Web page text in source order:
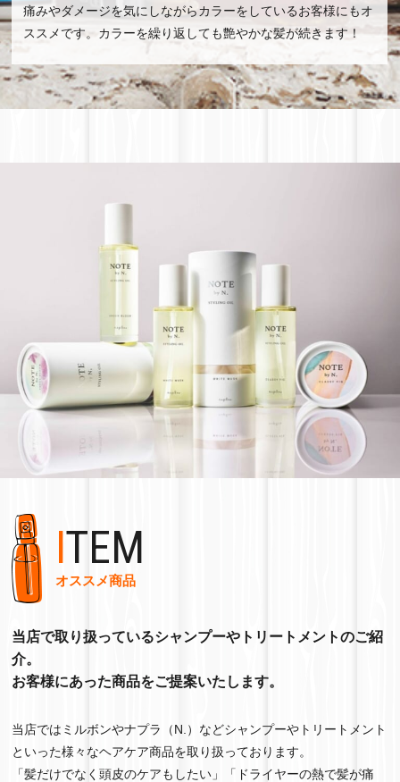
痛みやダメージを気にしながらカラーをしているお客様にもオ
ススメです。カラーを繰り返しても艶やかな髪が続きます！
ITEM
オススメ商品
当店で取り扱っているシャンプーやトリートメントのご紹
介。
お客様にあった商品をご提案いたします。
当店ではミルボンやナプラ（N.）などシャンプーやトリートメント
といった様々なヘアケア商品を取り扱っております。
「髪だけでなく頭皮のケアもしたい」「ドライヤーの熱で髪が痛